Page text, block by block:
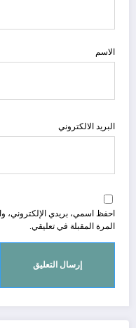
الاسم
البريد الالكتروني
احفظ اسمي، بريدي الإلكتروني،
المرة المقبلة في تعليقي.